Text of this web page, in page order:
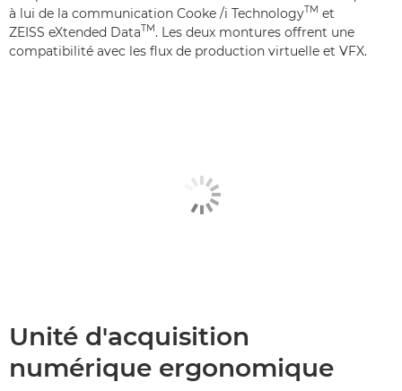
à lui de la communication Cooke /i TechnologyTM et
ZEISS eXtended DataTM . Les deux montures offrent une
compatibilité avec les flux de production virtuelle et VFX.
Unité d'acquisition
numérique ergonomique